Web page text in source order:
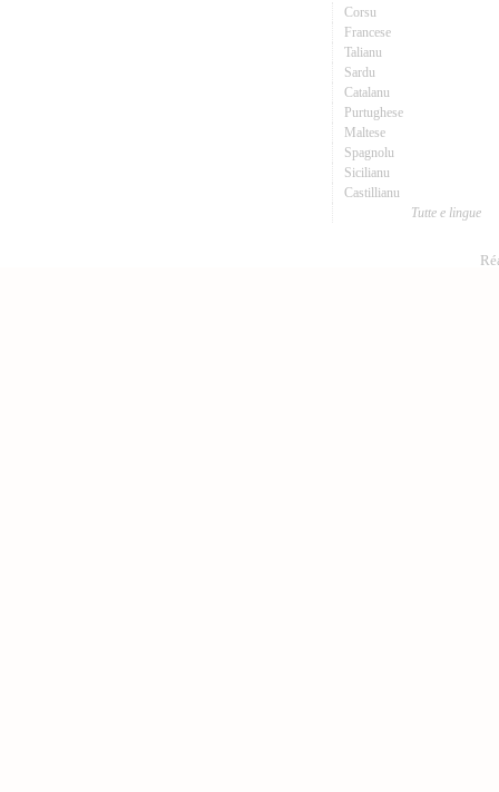
Corsu
Francese
Talianu
Sardu
Catalanu
Purtughese
Maltese
Spagnolu
Sicilianu
Castillianu
Tutte e lingue